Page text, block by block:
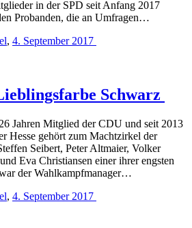
in der SPD seit Anfang 2017
Probanden, die an Umfragen…
, 4. September 2017
Schwarz
Jahren Mitglied der CDU und seit 2013
Hesse gehört zum Machtzirkel der
Seibert, Peter Altmaier, Volker
Eva Christiansen einer ihrer engsten
der Wahlkampfmanager…
, 4. September 2017